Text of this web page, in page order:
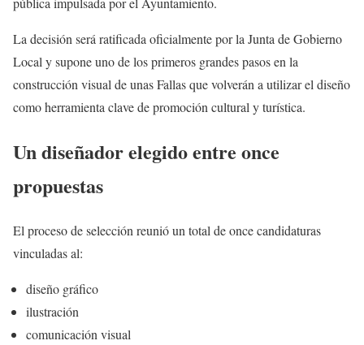
La decisión será ratificada oficialmente por la Junta de Gobierno
Local y supone uno de los primeros grandes pasos en la
construcción visual de unas Fallas que volverán a utilizar el diseño
como herramienta clave de promoción cultural y turística.
Un diseñador elegido entre once
propuestas
El proceso de selección reunió un total de once candidaturas
vinculadas al:
diseño gráfico
ilustración
comunicación visual